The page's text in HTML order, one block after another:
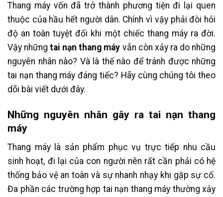
Thang máy vốn đã trở thành phương tiện đi lại quen
thuộc của hầu hết người dân. Chính vì vậy phải đòi hỏi
độ an toàn tuyệt đối khi một chiếc thang máy ra đời.
Vậy nhữngtai nạn thang máy vẫn còn xảy ra do những
nguyên nhân nào? Và là thế nào để tránh được những
tai nạn thang máy đáng tiếc? Hãy cùng chúng tôi theo
dõi bài viết dưới đây.
Những nguyên nhân gây ra tai nạn thang
máy
Thang máy là sản phẩm phục vụ trực tiếp nhu cầu
sinh hoạt, đi lại của con người nên rất cần phải có hệ
thống bảo vệ an toàn và sự nhanh nhạy khi gặp sự cố.
Đa phần các trường hợp tai nạn thang máy thường xảy